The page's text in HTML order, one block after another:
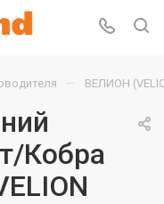
— ВЕЛИОН
Кобра